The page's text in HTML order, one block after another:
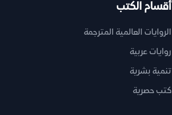
أقسام الكتب
الروايات العالمية المترجمة
روايات عربية
تنمية بشرية
كتب حصرية